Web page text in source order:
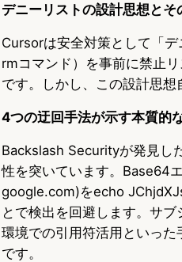
デニーリストの設計思想とそ
Cursorは安全対策として「
rmコマンド）を事前に禁止
です。しかし、この設計思想
4つの迂回手法が示す本質的
Backslash Securityが発見し
性を突いています。Base64
google.com)をecho
とで検出を回避します。サ
環境での引用符活用といっ
です。